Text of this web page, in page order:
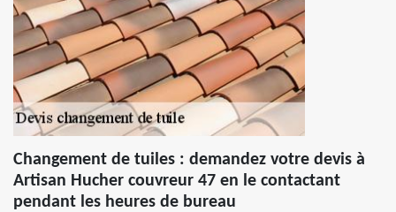
Changement de tuiles : demandez votre devis à
Artisan Hucher couvreur 47 en le contactant
pendant les heures de bureau